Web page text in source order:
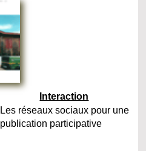
Interaction
Les réseaux sociaux pour une
publication participative